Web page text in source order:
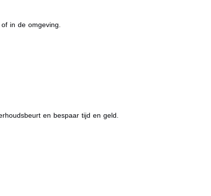
of in de omgeving.
en bespaar tijd en geld.